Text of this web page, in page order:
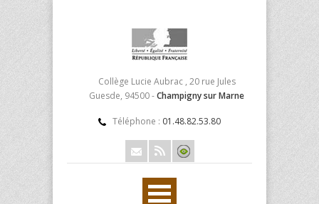
Collège Lucie Aubrac , 20 rue Jules
Guesde, 94500 -Champigny sur Marne
Téléphone : 01.48.82.53.80